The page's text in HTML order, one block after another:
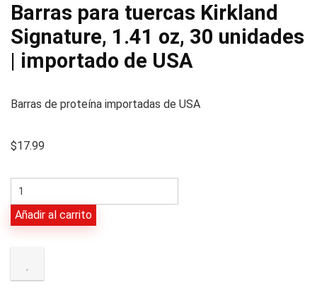
Barras para tuercas Kirkland
Signature, 1.41 oz, 30 unidades
| importado de USA
Barras de proteína importadas de USA
$17.99
Barras
para
tuercas
Kirkland
Signature,
1.41
Añadir al carrito